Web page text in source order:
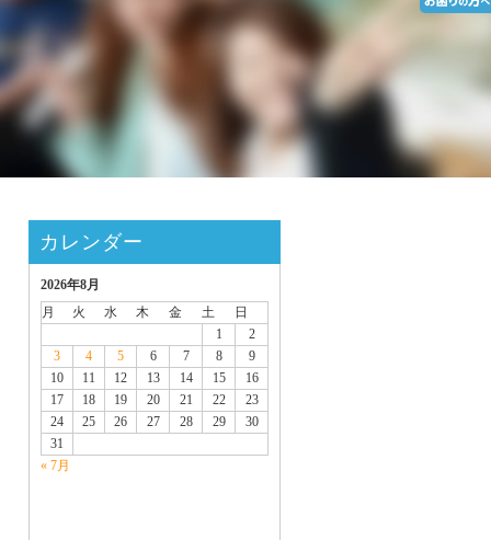
カレンダー
2026年8月
月
火 水 木 金 土
日
1
2
3
4 5 6 7 8
9
10
11 12 13 14 15
16
17
18 19 20 21 22
23
24
25 26 27 28 29
30
31
« 7月